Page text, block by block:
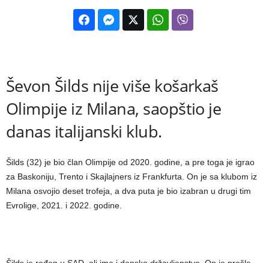
Ševon Šilds nije više košarkaš
Olimpije iz Milana, saopštio je
danas italijanski klub.
Šilds (32) je bio član Olimpije od 2020. godine, a pre toga je igrao
za Baskoniju, Trento i Skajlajners iz Frankfurta. On je sa klubom iz
Milana osvojio deset trofeja, a dva puta je bio izabran u drugi tim
Evrolige, 2021. i 2022. godine.